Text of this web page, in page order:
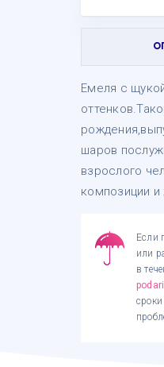
Емеля с
шаров
взрослого
композиции и
Если
или
в